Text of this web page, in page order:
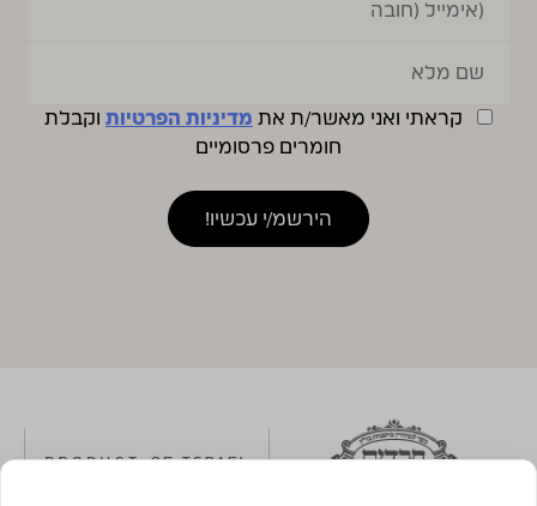
קראתי ואני מאשר/ת את מדיניות הפרטיות וקבלת
חומרים פרסומיים